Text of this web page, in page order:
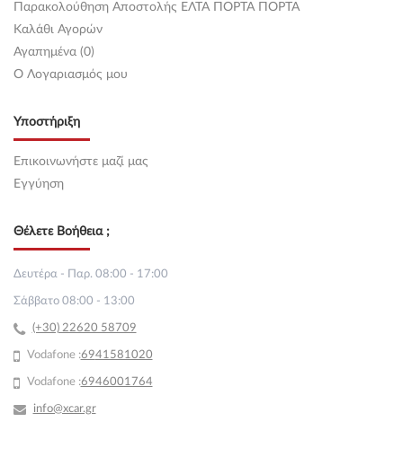
Παρακολούθηση Αποστολής ΕΛΤΑ ΠΟΡΤΑ ΠΟΡΤΑ
Καλάθι Αγορών
Αγαπημένα (0)
O Λογαριασμός μου
Υποστήριξη
Επικοινωνήστε μαζί μας
Εγγύηση
Θέλετε Βοήθεια ;
Δευτέρα - Παρ. 08:00 - 17:00
Σάββατο 08:00 - 13:00
(+30) 22620 58709
Vodafone :6941581020
Vodafone :6946001764
info@xcar.gr